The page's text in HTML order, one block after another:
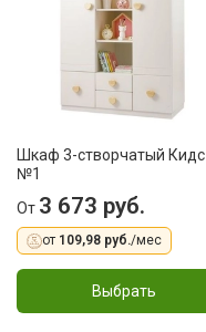
Шкаф 3-створчатый Кидс
№1
От 3 673 руб.
от 109,98 руб./мес
Выбрать